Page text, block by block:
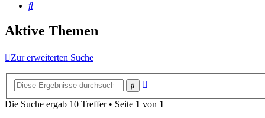
Suche
Aktive Themen
Zur erweiterten Suche
Suche
Die Suche ergab 10 Treffer • Seite 1 von 1